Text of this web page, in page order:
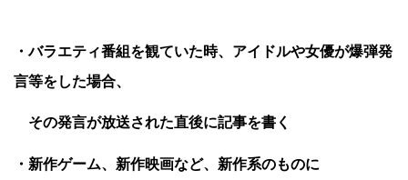
・バラエティ番組を観ていた時、アイドルや女優が爆弾発
言等をした場合、
その発言が放送された直後に記事を書く
・新作ゲーム、新作映画など、新作系のものに